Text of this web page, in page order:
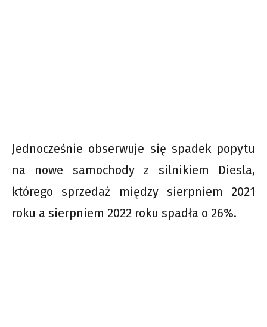
Jednocześnie obserwuje się spadek popytu
na nowe samochody z silnikiem Diesla,
którego sprzedaż między sierpniem 2021
roku a sierpniem 2022 roku spadła o 26%.